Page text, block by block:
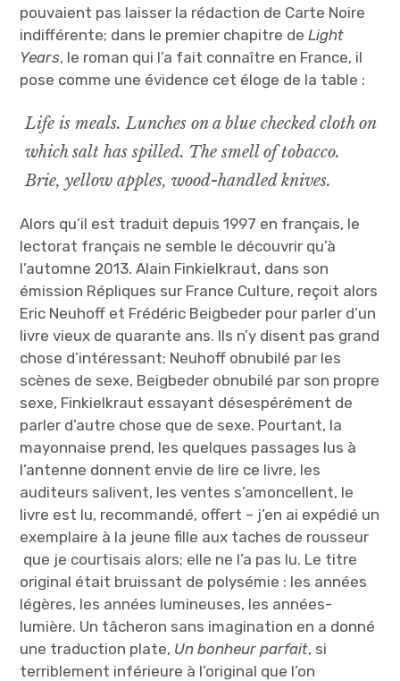
pouvaient pas laisser la rédaction de Carte Noire
indifférente; dans le premier chapitre deLight
Years, le roman qui l’a fait connaître en France, il
pose comme une évidence cet éloge de la table :
Life is meals. Lunches on a blue checked cloth on
which salt has spilled. The smell of tobacco.
Brie, yellow apples, wood-handled knives.
Alors qu’il est traduit depuis 1997 en français, le
lectorat français ne semble le découvrir qu’à
l’automne 2013. Alain Finkielkraut, dans son
émission Répliques sur France Culture, reçoit alors
Eric Neuhoff et Frédéric Beigbeder pour parler d’un
livre vieux de quarante ans. Ils n’y disent pas grand
chose d’intéressant; Neuhoff obnubilé par les
scènes de sexe, Beigbeder obnubilé par son propre
sexe, Finkielkraut essayant désespérément de
parler d’autre chose que de sexe. Pourtant, la
mayonnaise prend, les quelques passages lus à
l’antenne donnent envie de lire ce livre, les
auditeurs salivent, les ventes s’amoncellent, le
livre est lu, recommandé, offert – j’en ai expédié un
exemplaire à la jeune fille aux taches de rousseur
que je courtisais alors; elle ne l’a pas lu. Le titre
original était bruissant de polysémie : les années
légères, les années lumineuses, les années-
lumière. Un tâcheron sans imagination en a donné
une traduction plate, Un bonheur parfait, si
terriblement inférieure à l’original que l’on